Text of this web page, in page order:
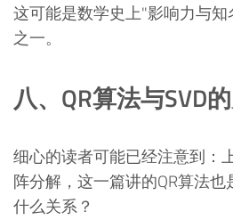
这可能是数学史上"影响力与
之一。
八、QR算法与SVD
细心的读者可能已经注意到：
阵分解，这一篇讲的QR算法
什么关系？